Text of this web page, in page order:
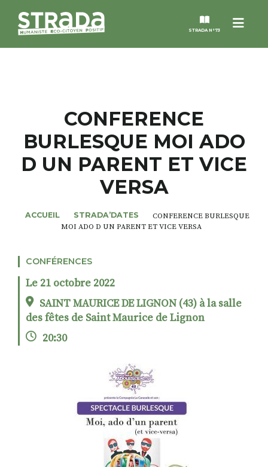
Menu
STRADA N°73
MAGAZINES
NOS THÈMES
STRADA’DATES
ALTER STRADA
RECHERCHER
S'ABONNER
CONFERENCE
BURLESQUE MOI ADO
D UN PARENT ET VICE
VERSA
ACCUEIL STRADA’DATES
CONFERENCE BURLESQUE
MOI ADO D UN PARENT ET VICE VERSA
CONFÉRENCES
Le 21 octobre 2022
SAINT MAURICE DE LIGNON (43) à la salle
des fêtes de Saint Maurice de Lignon
20:30